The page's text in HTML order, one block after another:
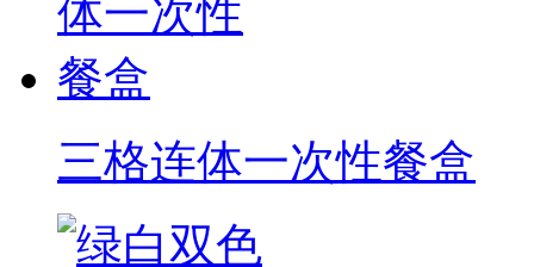
三格连体一次性餐盒